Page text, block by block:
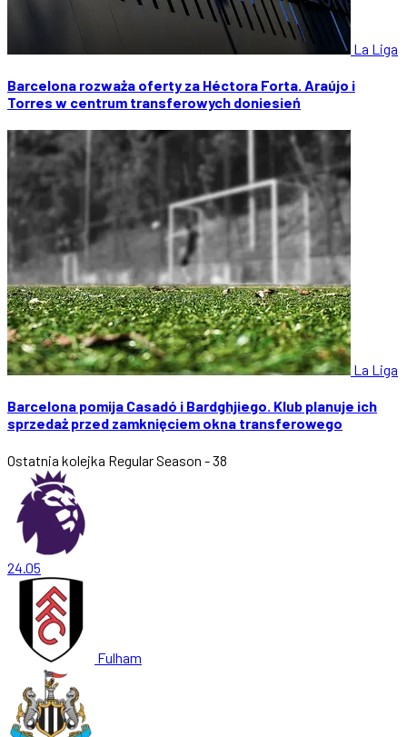
La Liga
Barcelona rozważa oferty za Héctora Forta. Araújo i
Torres w centrum transferowych doniesień
La Liga
Barcelona pomija Casadó i Bardghjiego. Klub planuje ich
sprzedaż przed zamknięciem okna transferowego
Ostatnia kolejka Regular Season - 38
24.05
Fulham